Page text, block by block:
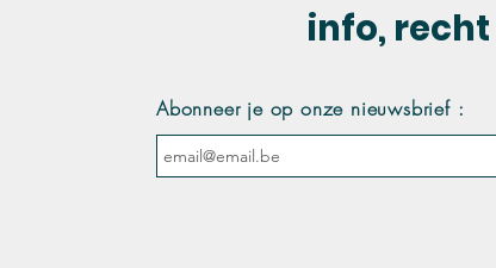
info,
Abonneer je op onze nieuwsbrief :